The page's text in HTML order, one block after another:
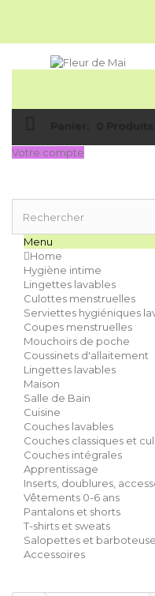
Votre compte
Menu
Home
Hygiène intime
Lingettes lavables
Culottes menstruelles
Serviettes hygiéniques
Coupes menstruelles
Mouchoirs de poche
Coussinets d'allaitement
Lingettes lavables
Maison
Salle de Bain
Cuisine
Couches lavables
Couches classiques et
Couches intégrales
Apprentissage
Inserts, doublures,
Vêtements 0-6 ans
Pantalons et shorts
T-shirts et sweats
Salopettes et
Accessoires